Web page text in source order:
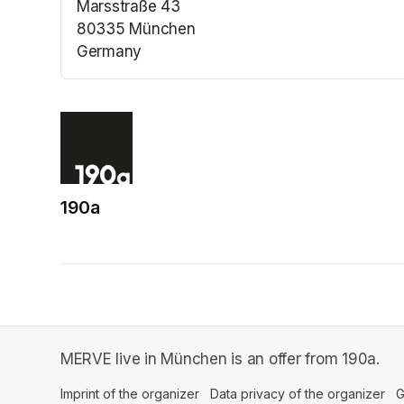
Marsstraße 43
80335 München
Germany
(opens in a new tab)
190a
MERVE live in München is an offer from 190a.
Imprint of the organizer (opens in a new tab)
Data privacy of the organizer